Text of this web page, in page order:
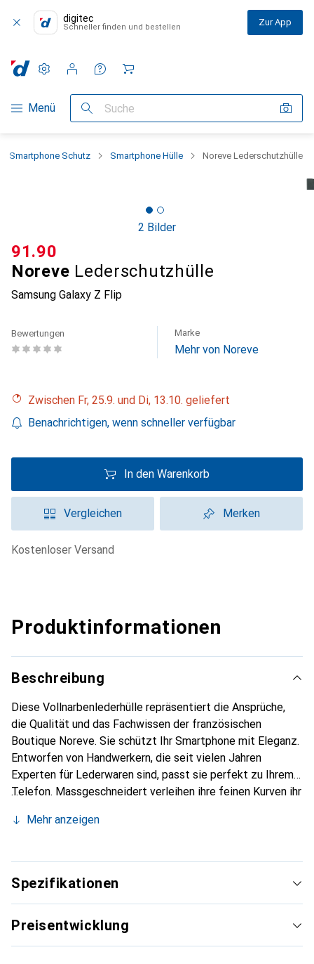
digitec
Schneller finden und bestellen Zur App
Navigation nach Kategorien
Menü Suche
Einstellungen
Kundenkonto
Vergleichslisten
Merklisten
Warenkorb
Smartphone Schutz Smartphone Hülle Noreve Lederschutzhülle
2 Bilder
Noreve Lederschutzhülle
Samsung Galaxy Z Flip
CHF
91.90
Bewertungen Marke
Mehr von Noreve
Zwischen Fr, 25.9. und Di, 13.10. geliefert
Benachrichtigen, wenn schneller verfügbar
In den Warenkorb
Vergleichen Merken
kostenloser Versand
Produktinformationen
Beschreibung
Diese Vollnarbenlederhülle repräsentiert die Ansprüche,
die Qualität und das Fachwissen der französischen
Boutique Noreve. Sie schützt Ihr Smartphone mit Eleganz.
Entworfen von Handwerkern, die seit vielen Jahren
Experten für Lederwaren sind, passt sie perfekt zu Ihrem
Telefon. Massgeschneidert verleihen ihre feinen Kurven ihr
unverzichtbaren Accessoire Ihres Smartphones.
die Marke Noreve eine sichere Wahl für eine
anspruchsvolle Klientel.
Mehr anzeigen
Spezifikationen
Preisentwicklung